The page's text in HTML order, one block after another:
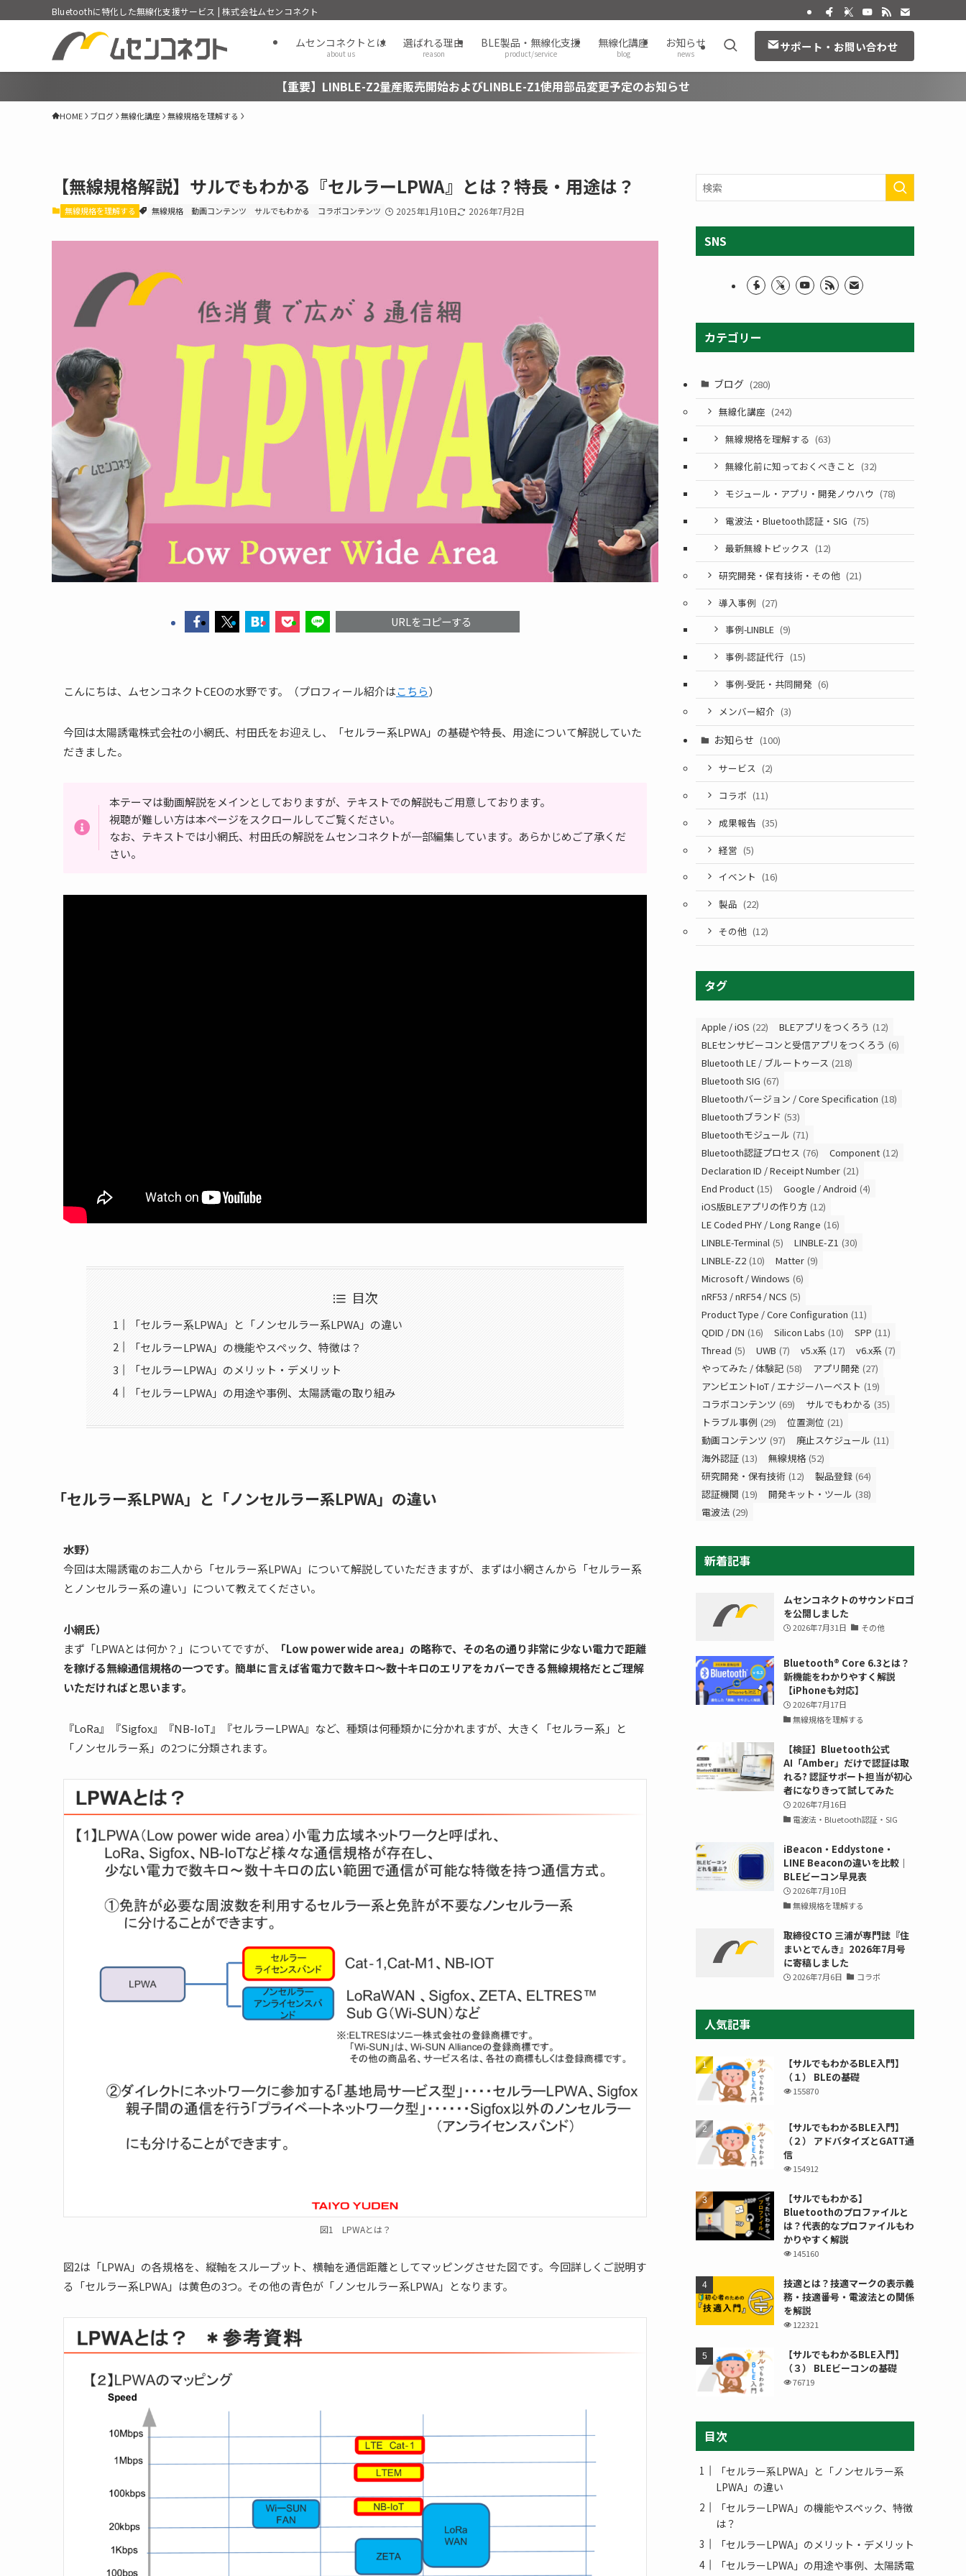
Bluetoothに特化した無線化支援サービス | 株式会社ムセンコネクト
ムセンコネクトとは
about us
選ばれる理由
reason
BLE製品・無線化支援
product/service
無線化講座
blog
お知らせ
news サポート・お問い合わせ
【重要】LINBLE-Z2量産販売開始およびLINBLE-Z1使用部品変更予定のお知らせ
HOME ブログ 無線化講座 無線規格を理解する
【無線規格解説】サルでもわかる『セルラーLPWA』とは？特長・用途は？
無線規格を理解する 無線規格 動画コンテンツ サルでもわかる コラボコンテンツ 2025年1月10日 2026年7月2日
URLをコピーする
こんにちは、ムセンコネクトCEOの水野です。（プロフィール紹介はこちら）
今回は太陽誘電株式会社の小網氏、村田氏をお迎えし、「セルラー系LPWA」の基礎や特長、用途について解説していた
だきました。
本テーマは動画解説をメインとしておりますが、テキストでの解説もご用意しております。
視聴が難しい方は本ページをスクロールしてご覧ください。
なお、テキストでは小網氏、村田氏の解説をムセンコネクトが一部編集しています。あらかじめご了承くだ
さい。
目次
「セルラー系LPWA」と「ノンセルラー系LPWA」の違い
「セルラーLPWA」の機能やスペック、特徴は？
「セルラーLPWA」のメリット・デメリット
「セルラーLPWA」の用途や事例、太陽誘電の取り組み
「セルラー系LPWA」と「ノンセルラー系LPWA」の違い
水野）
今回は太陽誘電のお二人から「セルラー系LPWA」について解説していただきますが、まずは小網さんから「セルラー系
とノンセルラー系の違い」について教えてください。
小網氏）
まず「LPWAとは何か？」についてですが、
「Low power wide area」の略称で、その名の通り非常に少ない電力で距離
を稼げる無線通信規格の一つです。簡単に言えば省電力で数キロ〜数十キロのエリアをカバーできる無線規格だとご理解
いただければと思います。
『LoRa』『Sigfox』『NB-IoT』『セルラーLPWA』など、種類は何種類かに分かれますが、大きく「セルラー系」と
「ノンセルラー系」の2つに分類されます。
図1 LPWAとは？
図2は「LPWA」の各規格を、縦軸をスループット、横軸を通信距離としてマッピングさせた図です。今回詳しくご説明す
る「セルラー系LPWA」は黄色の3つ。その他の青色が「ノンセルラー系LPWA」となります。
SNS
カテゴリー
ブログ (280)
無線化講座 (242)
無線規格を理解する (63)
無線化前に知っておくべきこと (32)
モジュール・アプリ・開発ノウハウ (78)
電波法・Bluetooth認証・SIG (75)
最新無線トピックス (12)
研究開発・保有技術・その他 (21)
導入事例 (27)
事例-LINBLE (9)
事例-認証代行 (15)
事例-受託・共同開発 (6)
メンバー紹介 (3)
お知らせ (100)
サービス (2)
コラボ (11)
成果報告 (35)
経営 (5)
イベント (16)
製品 (22)
その他 (12)
タグ
Apple / iOS (22) BLEアプリをつくろう (12)
BLEセンサビーコンと受信アプリをつくろう (6)
Bluetooth LE / ブルートゥース (218)
Bluetooth SIG (67)
Bluetoothバージョン / Core Specification (18)
Bluetoothブランド (53)
Bluetoothモジュール (71)
Bluetooth認証プロセス (76) Component (12)
Declaration ID / Receipt Number (21)
End Product (15) Google / Android (4)
iOS版BLEアプリの作り方 (12)
LE Coded PHY / Long Range (16)
LINBLE-Terminal (5) LINBLE-Z1 (30)
LINBLE-Z2 (10) Matter (9)
Microsoft / Windows (6)
nRF53 / nRF54 / NCS (5)
Product Type / Core Configuration (11)
QDID / DN (16) Silicon Labs (10) SPP (11)
Thread (5) UWB (7) v5.x系 (17) v6.x系 (7)
やってみた / 体験記 (58) アプリ開発 (27)
アンビエントIoT / エナジーハーベスト (19)
コラボコンテンツ (69) サルでもわかる (35)
トラブル事例 (29) 位置測位 (21)
動画コンテンツ (97) 廃止スケジュール (11)
海外認証 (13) 無線規格 (52)
研究開発・保有技術 (12) 製品登録 (64)
認証機関 (19) 開発キット・ツール (38)
電波法 (29)
新着記事
ムセンコネクトのサウンドロゴ
を公開しました
2026年7月31日 その他
Bluetooth®︎ Core 6.3とは？
新機能をわかりやすく解説
【iPhoneも対応】
2026年7月17日
無線規格を理解する
【検証】Bluetooth公式
AI「Amber」だけで認証は取
れる? 認証サポート担当が初心
者になりきって試してみた
2026年7月16日
電波法・Bluetooth認証・SIG
iBeacon・Eddystone・
LINE Beaconの違いを比較｜
BLEビーコン早見表
2026年7月10日
無線規格を理解する
取締役CTO 三浦が専門誌『住
まいとでんき』2026年7月号
に寄稿しました
2026年7月6日 コラボ
人気記事
【サルでもわかるBLE入門】
（１） BLEの基礎
155870
【サルでもわかるBLE入門】
（２） アドバタイズとGATT通
信
154912
【サルでもわかる】
Bluetoothのプロファイルと
は？代表的なプロファイルもわ
かりやすく解説
145160
技適とは？技適マークの表示義
務・技適番号・電波法との関係
を解説
122321
【サルでもわかるBLE入門】
（３） BLEビーコンの基礎
76719
目次
「セルラー系LPWA」と「ノンセルラー系
LPWA」の違い
「セルラーLPWA」の機能やスペック、特徴
は？
「セルラーLPWA」のメリット・デメリット
「セルラーLPWA」の用途や事例、太陽誘電